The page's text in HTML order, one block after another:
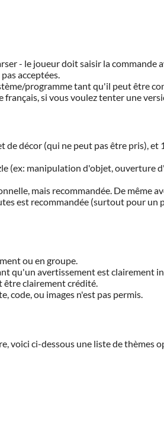
- le joueur doit saisir la commande
acceptées.
programme tant qu'il peut être
français, si vous voulez tenter une
de décor (qui ne peut pas être pris),
(ex: manipulation d'objet, ouverture
mais recommandée. De même
est recommandée (surtout pour un
ou en groupe.
qu'un avertissement est clairement
être clairement crédité.
code, ou images n'est pas permis.
voici ci-dessous une liste de thèmes